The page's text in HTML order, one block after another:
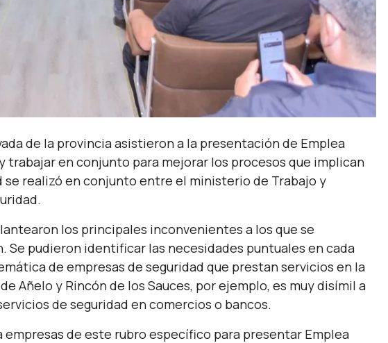
de la provincia asistieron a la presentación de Emplea
trabajar en conjunto para mejorar los procesos que implican
se realizó en conjunto entre el ministerio de Trabajo y
los principales inconvenientes a los que se
pudieron identificar las necesidades puntuales en cada
de empresas de seguridad que prestan servicios en la
Añelo y Rincón de los Sauces, por ejemplo, es muy disímil a
de seguridad en comercios o bancos.
de este rubro específico para presentar Emplea